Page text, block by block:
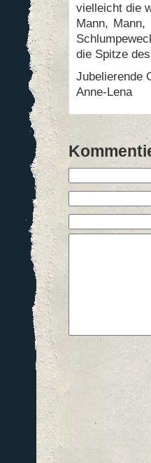
vielleicht die
Mann,
die Spitze
Jubelierende
Anne-Lena